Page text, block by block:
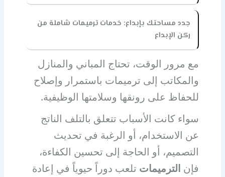
جدد مساحتك بإبداع: خدمات ترميمات شاملة من
ركن الإبداع
مع مرور الوقت، تحتاج المباني والمنازل
والمكاتب إلى ترميمات باستمرار وإصلاح
للحفاظ على رونقها وسلامتها الوظيفية.
سواء كانت الأسباب تتعلق بالتلف الناتج
عن الاستخدام، أو الرغبة في تحديث
التصميم، أو الحاجة إلى تحسين الكفاءة،
فإن الترميمات تلعب دوراً حيوياً في إعادة